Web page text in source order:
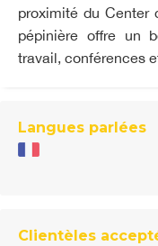
proximité du Center
pépinière offre un
travail, conférences
Langues parlées
Clientèles